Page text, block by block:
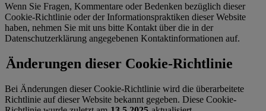
Wenn Sie Fragen, Kommentare oder Bedenken bezüglich dieser
Cookie-Richtlinie oder der Informationspraktiken dieser Website
haben, nehmen Sie mit uns bitte Kontakt über die in der
Datenschutzerklärung angegebenen Kontaktinformationen auf.
Änderungen dieser Cookie-Richtlinie
Bei Änderungen dieser Cookie-Richtlinie wird die überarbeitete
Richtlinie auf dieser Website bekannt gegeben. Diese Cookie-